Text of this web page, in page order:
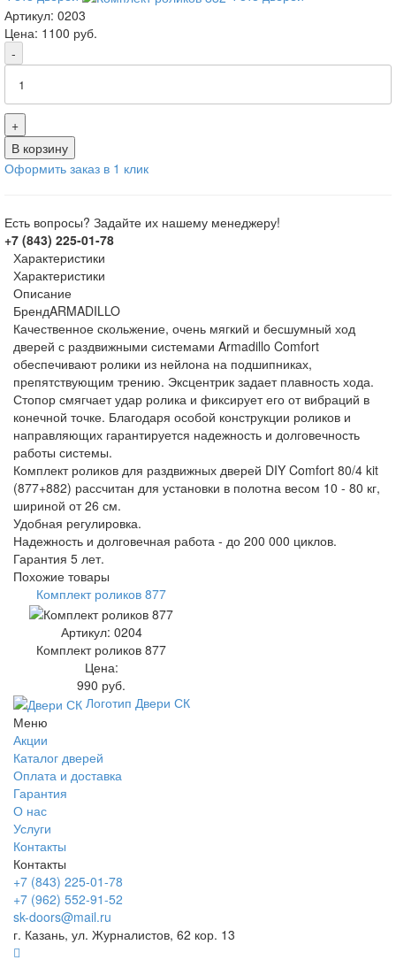
Артикул: 0203
Цена: 1100 руб.
-
+
В корзину
Оформить заказ в 1 клик
Есть вопросы? Задайте их нашему менеджеру!
+7 (843) 225-01-78
Характеристики
Характеристики
Описание
БрендARMADILLO
Качественное скольжение, очень мягкий и бесшумный ход
дверей с раздвижными системами Armadillo Comfort
обеспечивают ролики из нейлона на подшипниках,
препятствующим трению. Эксцентрик задает плавность хода.
Стопор смягчает удар ролика и фиксирует его от вибраций в
конечной точке. Благодаря особой конструкции роликов и
направляющих гарантируется надежность и долговечность
работы системы.
Комплект роликов для раздвижных дверей DIY Comfort 80/4 kit
(877+882) рассчитан для установки в полотна весом 10 - 80 кг,
шириной от 26 см.
Удобная регулировка.
Надежность и долговечная работа - до 200 000 циклов.
Гарантия 5 лет.
Похожие товары
Комплект роликов 877
Артикул: 0204
Комплект роликов 877
Цена:
990 руб.
Логотип Двери СК
Меню
Акции
Каталог дверей
Оплата и доставка
Гарантия
О нас
Услуги
Контакты
Контакты
+7 (843) 225-01-78
+7 (962) 552-91-52
sk-doors@mail.ru
г. Казань, ул. Журналистов, 62 кор. 13